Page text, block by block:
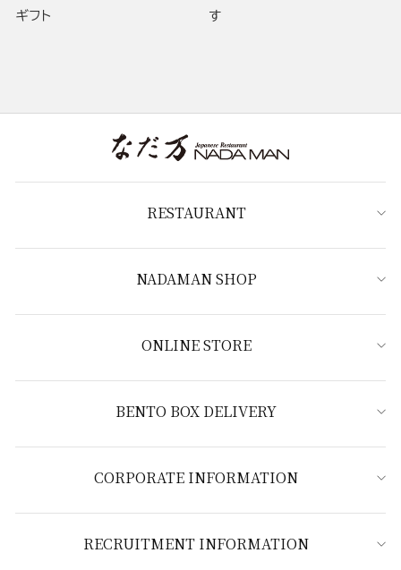
ギフト
す
RESTAURANT
NADAMAN SHOP
ONLINE STORE
BENTO BOX DELIVERY
CORPORATE INFORMATION
RECRUITMENT INFORMATION